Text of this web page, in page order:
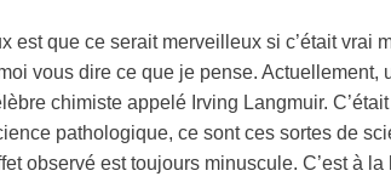
est que ce serait merveilleux si c’était vrai
vous dire ce que je pense. Actuellement,
chimiste appelé Irving Langmuir.
pathologique, ce sont ces sortes de
observé est toujours minuscule. C’est à la